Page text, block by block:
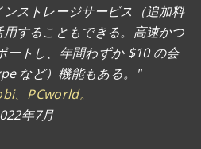
ストレージサービス（追加料
することもできる。高速かつ
ートし、年間わずか $10 の会
など）機能もある。"
、PCworld。
年7月